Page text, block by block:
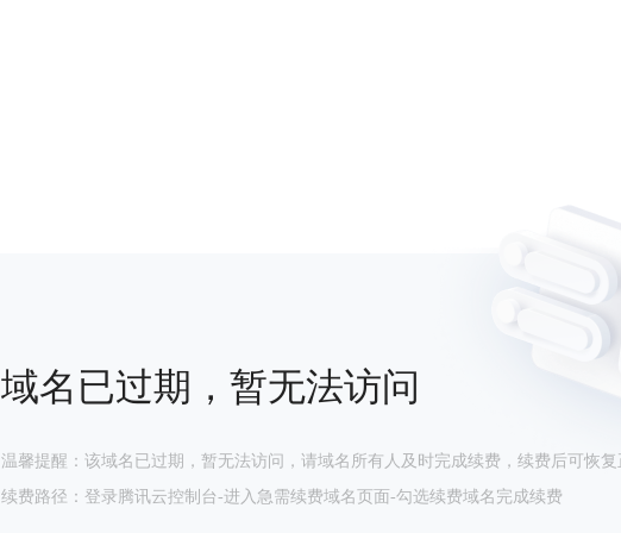
域名已过期，暂无法访问
温馨提醒：该域名已过期，暂无法访问，请域名所有人及时完成续费，续费后可恢复
续费路径：登录腾讯云控制台-进入急需续费域名页面-勾选续费域名完成续费